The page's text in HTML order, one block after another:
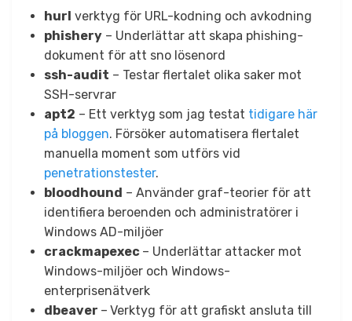
hurl verktyg för URL-kodning och avkodning
phishery – Underlättar att skapa phishing-
dokument för att sno lösenord
ssh-audit – Testar flertalet olika saker mot
SSH-servrar
apt2 – Ett verktyg som jag testat tidigare här
på bloggen. Försöker automatisera flertalet
manuella moment som utförs vid
penetrationstester.
bloodhound – Använder graf-teorier för att
identifiera beroenden och administratörer i
Windows AD-miljöer
crackmapexec – Underlättar attacker mot
Windows-miljöer och Windows-
enterprisenätverk
dbeaver – Verktyg för att grafiskt ansluta till